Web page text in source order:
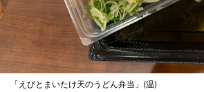
「えびとまいたけ天のうどん弁当」(温)